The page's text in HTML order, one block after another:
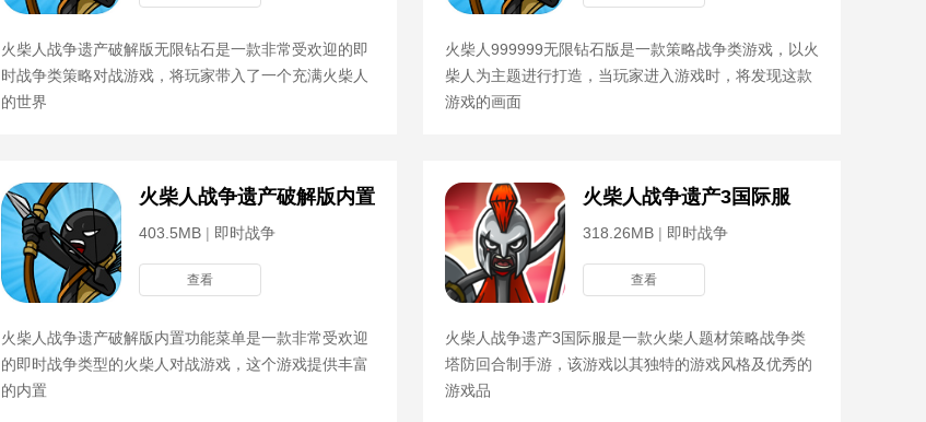
火柴人战争遗产破解版无限钻石是一款非常受欢迎的即
时战争类策略对战游戏，将玩家带入了一个充满火柴人
的世界
火柴人999999无限钻石版是一款策略战争类游戏，以火
柴人为主题进行打造，当玩家进入游戏时，将发现这款
游戏的画面
火柴人战争遗产破解版内置功能菜单
403.5MB | 即时战争
查看
火柴人战争遗产破解版内置功能菜单是一款非常受欢迎
的即时战争类型的火柴人对战游戏，这个游戏提供丰富
的内置
火柴人战争遗产3国际服
318.26MB | 即时战争
查看
火柴人战争遗产3国际服是一款火柴人题材策略战争类
塔防回合制手游，该游戏以其独特的游戏风格及优秀的
游戏品